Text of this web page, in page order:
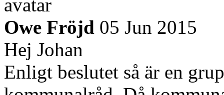
Owe Fröjd 05 Jun 2015
Hej Johan
Enligt beslutet så är en